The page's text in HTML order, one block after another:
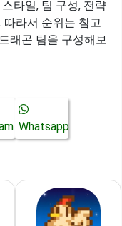
타일, 팀 구성, 전략
따라서 순위는 참고
래곤 팀을 구성해보
Whatsapp